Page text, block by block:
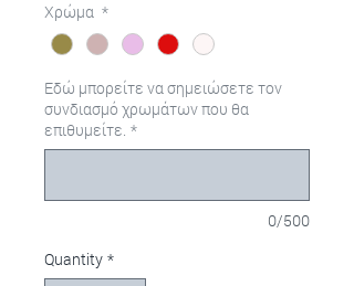
Χρώμα *
Εδώ μπορείτε να σημειώσετε τον
συνδιασμό χρωμάτων που θα
επιθυμείτε. *
0/500
Quantity *